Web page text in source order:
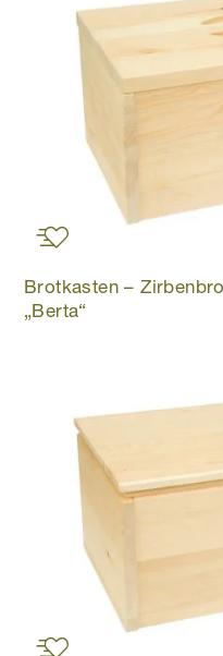
Brotkasten –
„Berta“